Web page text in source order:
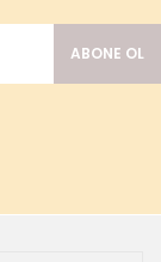
ABONE OL